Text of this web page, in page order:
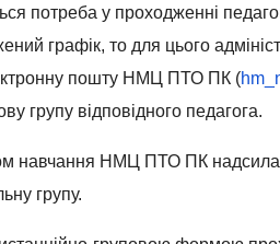
потреба у проходженні
графік, то для цього
пошту НМЦ ПТО ПК (
групу відповідного педагога.
навчання НМЦ ПТО ПК надсилає
групу.